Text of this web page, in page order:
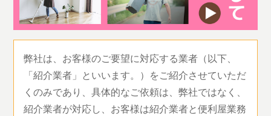
弊社は、お客様のご要望に対応する業者（以下、
「紹介業者」といいます。）をご紹介させていただ
くのみであり、具体的なご依頼は、弊社ではなく、
紹介業者が対応し、お客様は紹介業者と便利屋業務